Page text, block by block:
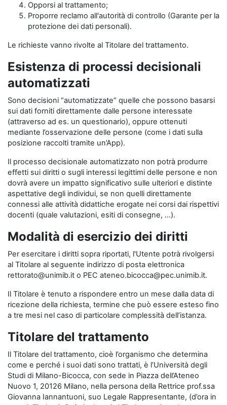
Opporsi al trattamento;
Proporre reclamo all'autorità di controllo (Garante per la
protezione dei dati personali).
Le richieste vanno rivolte al Titolare del trattamento.
Esistenza di processi decisionali
automatizzati
Sono decisioni “automatizzate” quelle che possono basarsi
sui dati forniti direttamente dalle persone interessate
(attraverso ad es. un questionario), oppure ottenuti
mediante l’osservazione delle persone (come i dati sulla
posizione raccolti tramite un’App).
Il processo decisionale automatizzato non potrà produrre
effetti sui diritti o sugli interessi legittimi delle persone e non
dovrà avere un impatto significativo sulle ulteriori e distinte
aspettative degli individui, se non quelli direttamente
connessi alle attività didattiche erogate nei corsi dai rispettivi
docenti (quale valutazioni, esiti di consegne, …).
Modalità di esercizio dei diritti
Per esercitare i diritti sopra riportati, l'Utente potrà rivolgersi
al Titolare al seguente indirizzo di posta elettronica
rettorato@unimib.it o PEC ateneo.bicocca@pec.unimib.it.
Il Titolare è tenuto a rispondere entro un mese dalla data di
ricezione della richiesta, termine che può essere esteso fino
a tre mesi nel caso di particolare complessità dell’istanza.
Titolare del trattamento
Il Titolare del trattamento, cioè l’organismo che determina
come e perché i suoi dati sono trattati, è l’Università degli
Studi di Milano-Bicocca, con sede in Piazza dell’Ateneo
Nuovo 1, 20126 Milano, nella persona della Rettrice prof.ssa
Giovanna Iannantuoni, suo Legale Rappresentante, (d’ora in